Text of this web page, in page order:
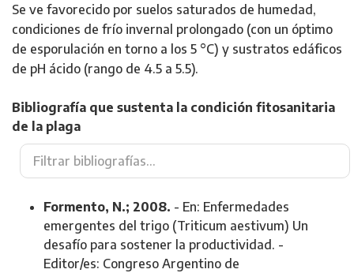
Se ve favorecido por suelos saturados de humedad,
condiciones de frío invernal prolongado (con un óptimo
de esporulación en torno a los 5 °C) y sustratos edáficos
de pH ácido (rango de 4.5 a 5.5).
Bibliografía que sustenta la condición fitosanitaria
de la plaga
Formento, N.; 2008. - En: Enfermedades
emergentes del trigo (Triticum aestivum) Un
desafío para sostener la productividad. -
Editor/es: Congreso Argentino de